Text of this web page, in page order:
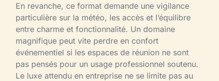
En revanche, ce format demande une vigilance
particulière sur la météo, les accès et l’équilibre
entre charme et fonctionnalité. Un domaine
magnifique peut vite perdre en confort
événementiel si les espaces de réunion ne sont
pas pensés pour un usage professionnel soutenu.
Le luxe attendu en entreprise ne se limite pas au